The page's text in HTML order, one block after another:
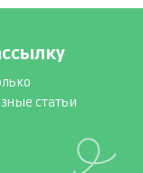
статьи